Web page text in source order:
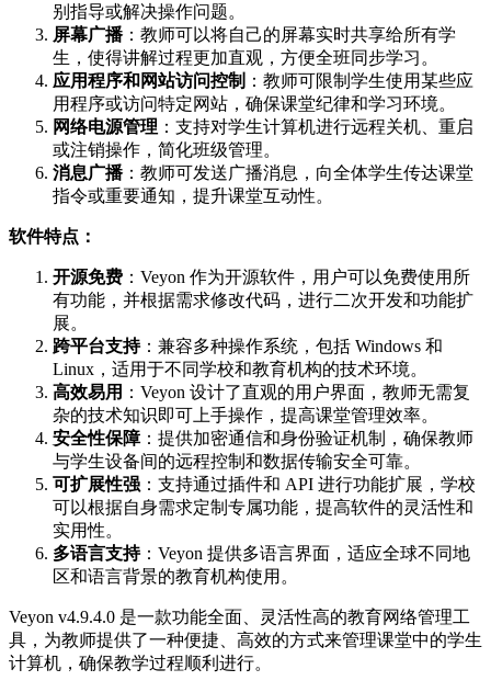
别指导或解决操作问题。
屏幕广播：教师可以将自己的屏幕实时共享给所有学
生，使得讲解过程更加直观，方便全班同步学习。
应用程序和网站访问控制 ：教师可限制学生使用某些应
用程序或访问特定网站，确保课堂纪律和学习环境。
网络电源管理 ：支持对学生计算机进行远程关机、重启
或注销操作，简化班级管理。
消息广播：教师可发送广播消息，向全体学生传达课堂
指令或重要通知，提升课堂互动性。
软件特点：
开源免费 ：Veyon 作为开源软件，用户可以免费使用所
有功能，并根据需求修改代码，进行二次开发和功能扩
展。
跨平台支持：兼容多种操作系统，包括 Windows 和
Linux，适用于不同学校和教育机构的技术环境。
高效易用 ：Veyon 设计了直观的用户界面，教师无需复
杂的技术知识即可上手操作，提高课堂管理效率。
安全性保障：提供加密通信和身份验证机制，确保教师
与学生设备间的远程控制和数据传输安全可靠。
可扩展性强 ：支持通过插件和 API 进行功能扩展，学校
可以根据自身需求定制专属功能，提高软件的灵活性和
实用性。
多语言支持：Veyon 提供多语言界面，适应全球不同地
区和语言背景的教育机构使用。
Veyon v4.9.4.0 是一款功能全面、灵活性高的教育网络管理工
具，为教师提供了一种便捷、高效的方式来管理课堂中的学生
计算机，确保教学过程顺利进行。